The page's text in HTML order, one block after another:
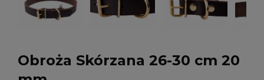
Obroża Skórzana 26-30 cm 20